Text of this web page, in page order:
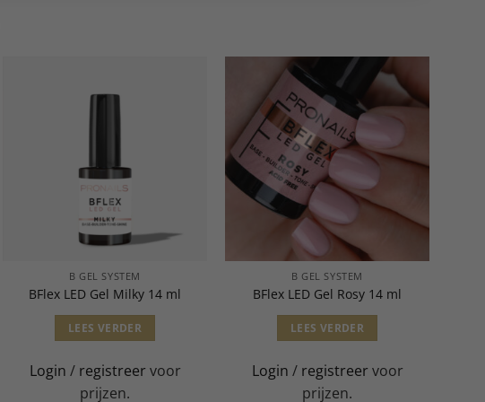
B GEL SYSTEM
BFlex LED Gel Milky 14 ml
LEES VERDER
Login / registreer voor
prijzen.
B GEL SYSTEM
BFlex LED Gel Rosy 14 ml
LEES VERDER
Login / registreer voor
prijzen.